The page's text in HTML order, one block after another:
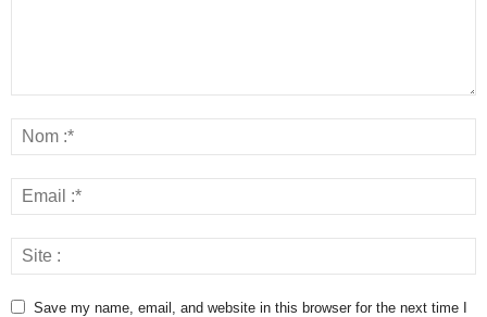
Save my name, email, and website in this browser for the next time I